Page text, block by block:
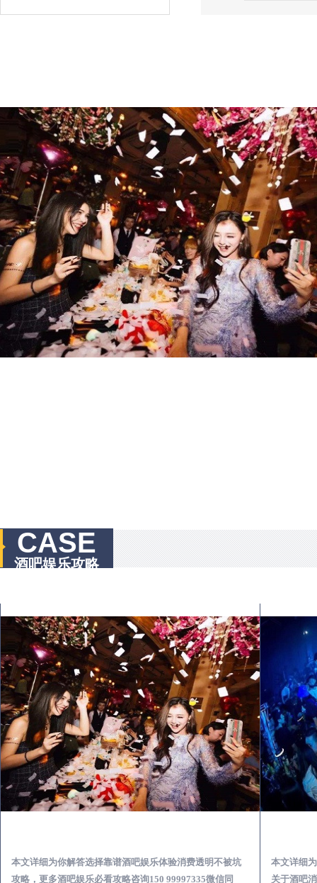
CASE
酒吧娱乐攻略
本文详细为你解答选择靠谱酒吧娱乐体验消费透明不被坑
攻略，更多酒吧娱乐必看攻略咨询150 99997335微信同
本文详细
关于酒吧